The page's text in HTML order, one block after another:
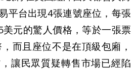
平台出現4張連號座位，每張
元的驚人價格，等於一張票
而且座位不是在頂級包廂，
讓民眾質疑轉售市場已經陷